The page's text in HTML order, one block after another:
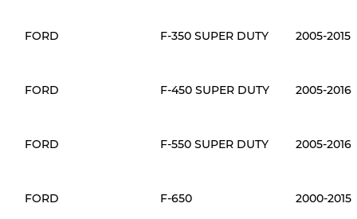
FORD F-350 SUPER DUTY 2005-2015
FORD F-450 SUPER DUTY 2005-2016
FORD F-550 SUPER DUTY 2005-2016
FORD F-650 2000-2015